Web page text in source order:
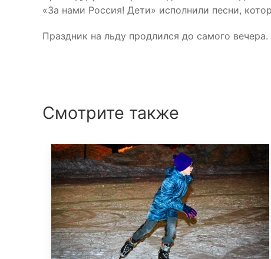
«За нами Россия! Дети» исполнили песни,
Праздник на льду продлился до самого
Смотрите также